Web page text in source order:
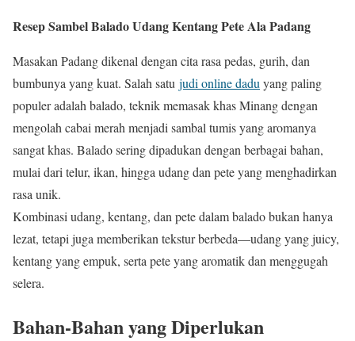
Resep Sambel Balado Udang Kentang Pete Ala Padang
Masakan Padang dikenal dengan cita rasa pedas, gurih, dan
bumbunya yang kuat. Salah satu judi online dadu yang paling
populer adalah balado, teknik memasak khas Minang dengan
mengolah cabai merah menjadi sambal tumis yang aromanya
sangat khas. Balado sering dipadukan dengan berbagai bahan,
mulai dari telur, ikan, hingga udang dan pete yang menghadirkan
rasa unik.
Kombinasi udang, kentang, dan pete dalam balado bukan hanya
lezat, tetapi juga memberikan tekstur berbeda—udang yang juicy,
kentang yang empuk, serta pete yang aromatik dan menggugah
selera.
Bahan-Bahan yang Diperlukan